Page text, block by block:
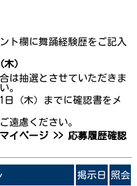
ト欄に舞踊経験歴をご記入
）
は抽選とさせていただきま
。
日（木）までに確認書をメ
遠慮ください。
マイページ >> 応募履歴確認
掲示日 照会